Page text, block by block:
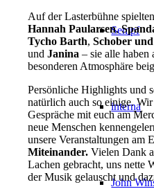
Sempf
interna
John
Auf der Lasterbühne
Hannah Paularsen,
Tycho Barth, Schober
undJanina – sie alle haben
besonderen Atmosphäre
Persönliche Highlights und
natürlich auch so einige. Wir
Gespräche mit euch am
neue Menschen
unsere Veranstaltungen am
Miteinander. Vielen Dank
Lachen gebracht, uns nette
der Musik gelauscht und